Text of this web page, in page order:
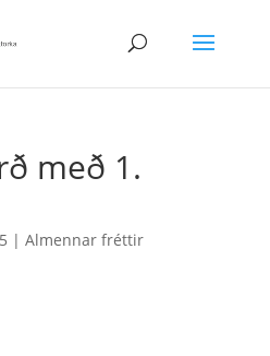
með 1.
| Almennar fréttir